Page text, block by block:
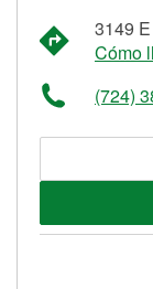
3149
Cómo
(724)